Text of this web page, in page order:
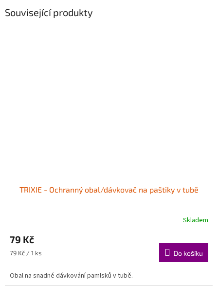
Související produkty
TRIXIE - Ochranný obal/dávkovač na paštiky v tubě
Skladem
79 Kč
Měrná
79 Kč / 1 ks Do košíku
Obal na snadné dávkování pamlsků v tubě.